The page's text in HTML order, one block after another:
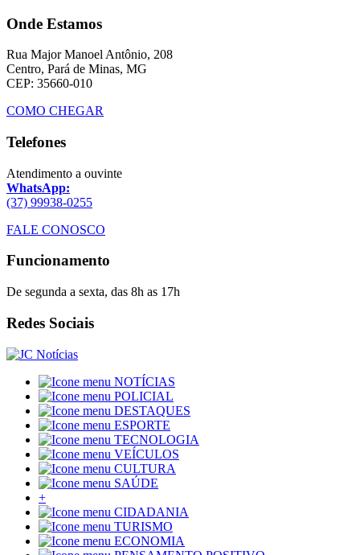
Onde Estamos
Rua Major Manoel Antônio, 208
Centro, Pará de Minas, MG
CEP: 35660-010
COMO CHEGAR
Telefones
Atendimento a ouvinte
WhatsApp:
(37) 99938-0255
FALE CONOSCO
Funcionamento
De segunda a sexta, das 8h as 17h
Redes Sociais
NOTÍCIAS
POLICIAL
DESTAQUES
ESPORTE
TECNOLOGIA
VEÍCULOS
CULTURA
SAÚDE
+
CIDADANIA
TURISMO
ECONOMIA